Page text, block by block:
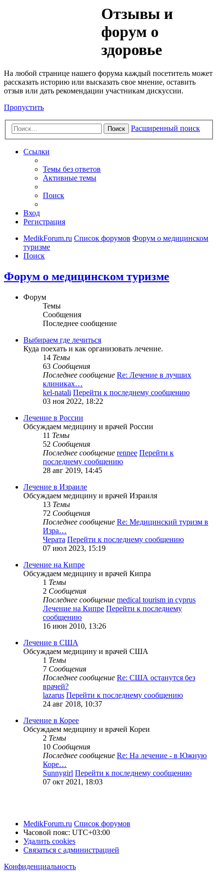
Отзывы и
форум о
здоровье
На любой странице нашего форума каждый посетитель может
рассказать историю или высказать свое мнение, оставить
отзыв или дать рекомендации участникам дискуссии.
Пропустить
Поиск Расширенный поиск
Ссылки
Темы без ответов
Активные темы
Поиск
Вход
Регистрация
MedikForum.ru Список форумов Форум о медицинском
туризме
Поиск
Форум о медицинском туризме
Форум
Темы
Сообщения
Последнее сообщение
Выбираем где лечиться
Куда поехать и как организовать лечение.
14 Темы
63 Сообщения
Последнее сообщение Re: Лечение в лучших
клиниках…
kel-natali Перейти к последнему сообщению
03 ноя 2022, 18:22
Лечение в России
Обсуждаем медицину и врачей России
11 Темы
52 Сообщения
Последнее сообщение rennee Перейти к
последнему сообщению
28 авг 2019, 14:45
Лечение в Израиле
Обсуждаем медицину и врачей Израиля
13 Темы
72 Сообщения
Последнее сообщение Re: Медицинский туризм в
Изра…
Черата Перейти к последнему сообщению
07 июл 2023, 15:19
Лечение на Кипре
Обсуждаем медицину и врачей Кипра
1 Темы
2 Сообщения
Последнее сообщение medical tourism in cyprus
Лечение на Кипре Перейти к последнему
сообщению
16 июн 2010, 13:26
Лечение в США
Обсуждаем медицину и врачей США
1 Темы
7 Сообщения
Последнее сообщение Re: США останутся без
врачей?
lazarus Перейти к последнему сообщению
24 авг 2018, 10:37
Лечение в Корее
Обсуждаем медицину и врачей Кореи
2 Темы
10 Сообщения
Последнее сообщение Re: На лечение - в Южную
Коре…
Sunnygirl Перейти к последнему сообщению
07 окт 2021, 18:03
MedikForum.ru Список форумов
Часовой пояс: UTC+03:00
Удалить cookies
Связаться с администрацией
Конфиденциальность